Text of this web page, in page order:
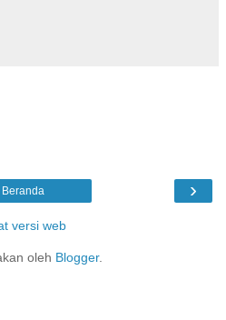
›
Beranda
versi web
oleh Blogger.